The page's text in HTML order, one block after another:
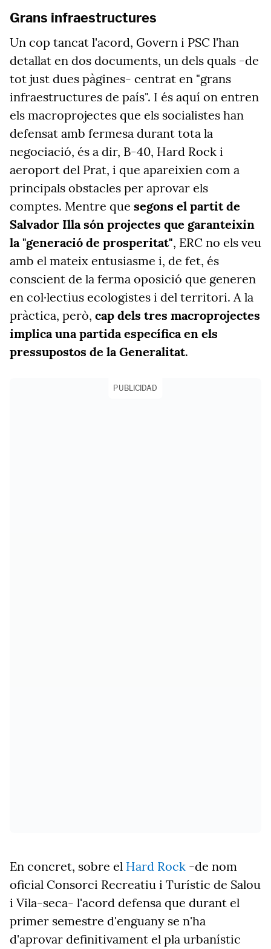
Grans infraestructures
Un cop tancat l'acord, Govern i PSC l'han
detallat en dos documents, un dels quals -de
tot just dues pàgines- centrat en "grans
infraestructures de país". I és aquí on entren
els macroprojectes que els socialistes han
defensat amb fermesa durant tota la
negociació, és a dir, B-40, Hard Rock i
aeroport del Prat, i que apareixien com a
principals obstacles per aprovar els
comptes. Mentre que segons el partit de
Salvador Illa són projectes que garanteixin
la "generació de prosperitat", ERC no els veu
amb el mateix entusiasme i, de fet, és
conscient de la ferma oposició que generen
en col·lectius ecologistes i del territori. A la
pràctica, però, cap dels tres macroprojectes
implica una partida específica en els
pressupostos de la Generalitat.
PUBLICIDAD
En concret, sobre el Hard Rock -de nom
oficial Consorci Recreatiu i Turístic de Salou
i Vila-seca- l'acord defensa que durant el
primer semestre d'enguany se n'ha
d'aprovar definitivament el pla urbanístic